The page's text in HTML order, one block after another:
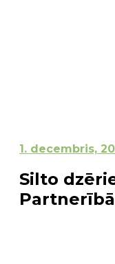
1. decembris,
Silto